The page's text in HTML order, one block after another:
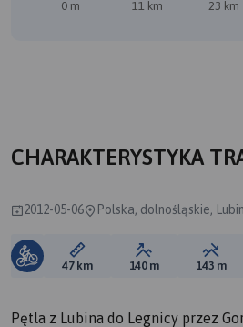
0 m 11 km 23 km
CHARAKTERYSTYKA
2012-05-06 Polska, dolnośląskie, Lubin
Długość trasy:
47 km Suma
140 m Suma
143 m
Pętla z Lubina do Legnicy przez